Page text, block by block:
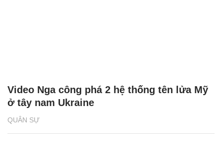
QUÂN SỰ
Video Nga công phá 2 hệ thống tên lửa Mỹ
ở tây nam Ukraine